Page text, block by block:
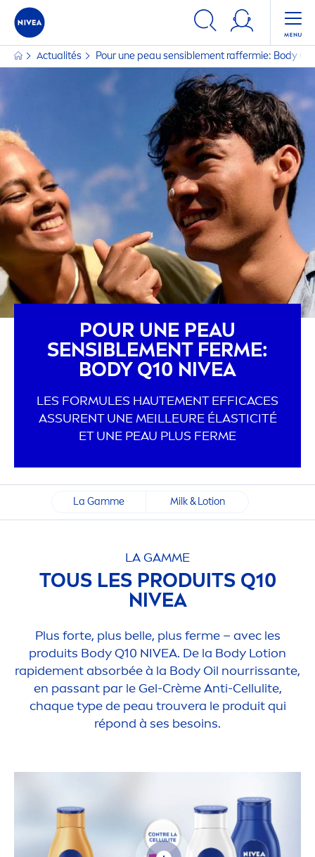
Actualités Pour une peau sensiblement raffermie: Body
POUR UNE PEAU
SENSIBLEMENT FERME:
BODY Q10 NIVEA
LES FORMULES HAUTEMENT EFFICACES
ASSURENT UNE MEILLEURE ÉLASTICITÉ
ET UNE PEAU PLUS FERME
La Gamme Milk & Lotion
LA GAMME
TOUS LES PRODUITS Q10
NIVEA
Plus forte, plus belle, plus ferme – avec les
produits Body Q10 NIVEA. De la Body Lotion
rapidement absorbée à la Body Oil nourrissante,
en passant par le Gel-Crème Anti-Cellulite,
chaque type de peau trouvera le produit qui
répond à ses besoins.